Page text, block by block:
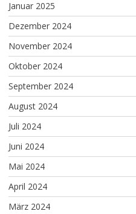
Januar 2025
Dezember 2024
November 2024
Oktober 2024
September 2024
August 2024
Juli 2024
Juni 2024
Mai 2024
April 2024
März 2024